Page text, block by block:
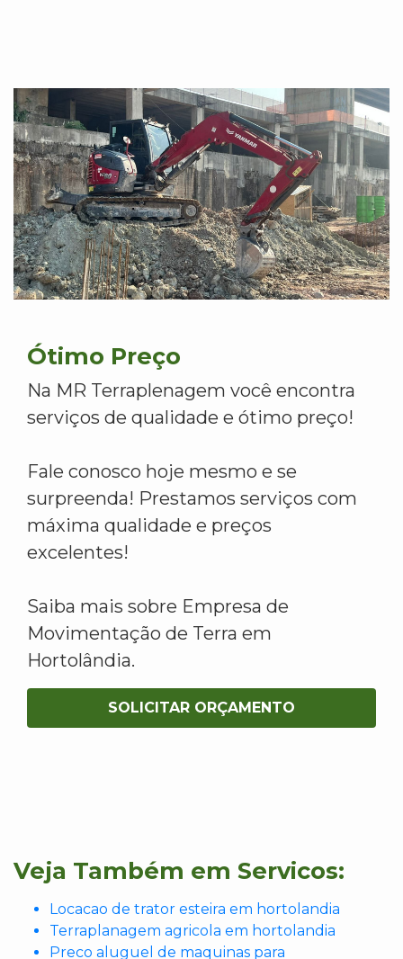
Ótimo Preço
Na MR Terraplenagem você encontra
serviços de qualidade e ótimo preço!
Fale conosco hoje mesmo e se
surpreenda! Prestamos serviços com
máxima qualidade e preços
excelentes!
Saiba mais sobre Empresa de
Movimentação de Terra em
Hortolândia.
SOLICITAR ORÇAMENTO
Veja Também em Servicos:
Locacao de trator esteira em hortolandia
Terraplanagem agricola em hortolandia
Preco aluguel de maquinas para